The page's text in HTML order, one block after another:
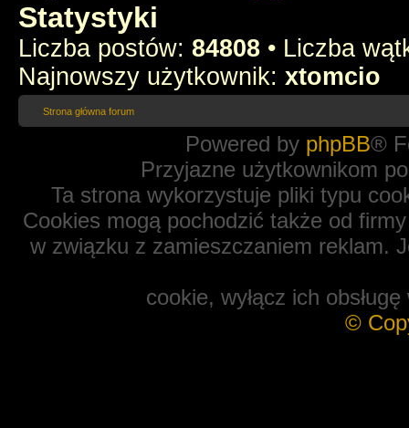
Statystyki
Liczba postów: 84808 • Liczba
Najnowszy użytkownik: xtomcio
Strona główna forum
Powered by phpBB®
Przyjazne użytkownikom
Ta strona wykorzystuje pliki typu
Cookies mogą pochodzić także od
w związku z zamieszczaniem reklam.
cookie, wyłącz ich
©